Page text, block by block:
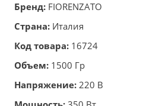
Бренд: FIORENZATO
Страна: Италия
Код товара: 16724
Объем: 1500 Гр
Напряжение: 220 В